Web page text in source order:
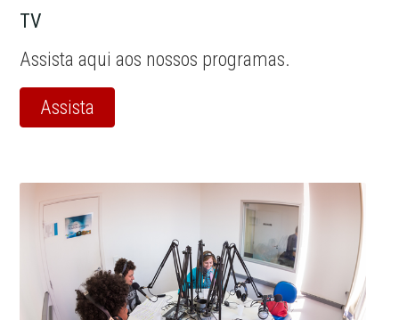
TV
Assista aqui aos nossos programas.
Assista